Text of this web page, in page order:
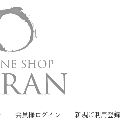
会員様ログイン 新規ご利用登録